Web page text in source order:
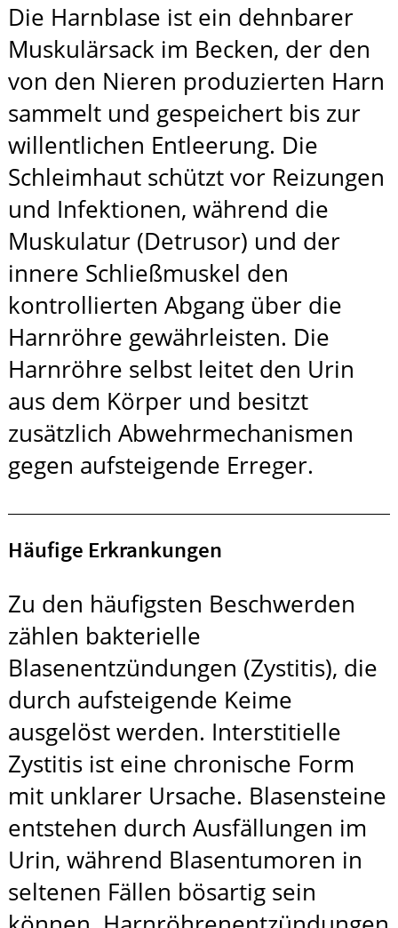
Die Harnblase ist ein dehnbarer
Muskulärsack im Becken, der den
von den Nieren produzierten Harn
sammelt und gespeichert bis zur
willentlichen Entleerung. Die
Schleimhaut schützt vor Reizungen
und Infektionen, während die
Muskulatur (Detrusor) und der
innere Schließmuskel den
kontrollierten Abgang über die
Harnröhre gewährleisten. Die
Harnröhre selbst leitet den Urin
aus dem Körper und besitzt
zusätzlich Abwehrmechanismen
gegen aufsteigende Erreger.
Häufige Erkrankungen
Zu den häufigsten Beschwerden
zählen bakterielle
Blasenentzündungen (Zystitis), die
durch aufsteigende Keime
ausgelöst werden. Interstitielle
Zystitis ist eine chronische Form
mit unklarer Ursache. Blasensteine
entstehen durch Ausfällungen im
Urin, während Blasentumoren in
seltenen Fällen bösartig sein